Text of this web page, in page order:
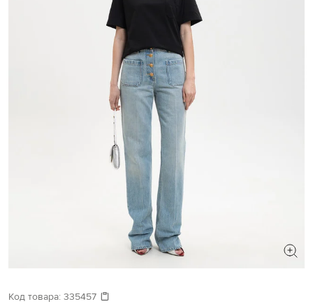
Давайте подберем что-то еще
Код товара: 335457